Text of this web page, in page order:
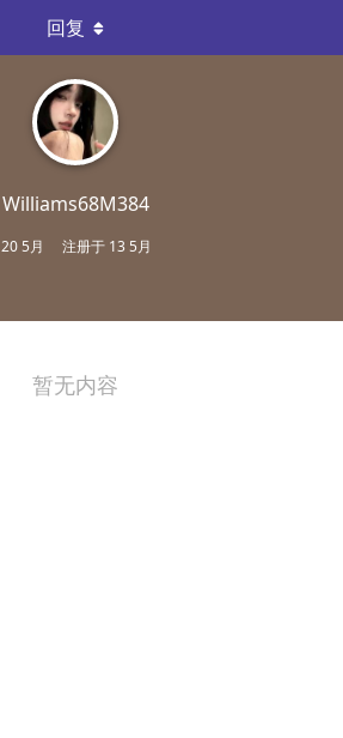
Williams68M384
20 5月 注册于 13 5月
回复
暂无内容